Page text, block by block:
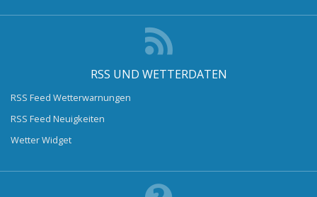
RSS UND WETTERDATEN
RSS Feed Wetterwarnungen
RSS Feed Neuigkeiten
Wetter Widget